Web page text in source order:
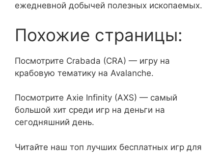
ежедневной добычей полезных ископаемых.
Похожие страницы:
Посмотрите Crabada (CRA) — игру на
крабовую тематику на Avalanche.
Посмотрите Axie Infinity (AXS) — самый
большой хит среди игр на деньги на
сегодняшний день.
Читайте наш топ лучших бесплатных игр для